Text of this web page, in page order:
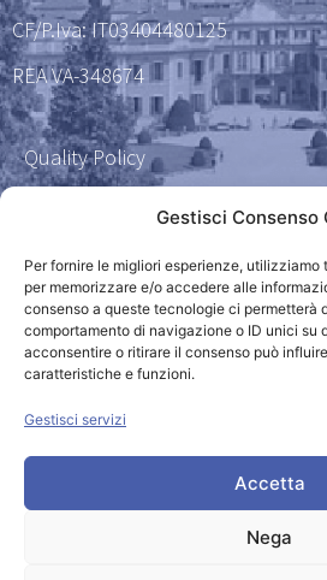
Gestisci Consenso
Per fornire le migliori esperienze,
per memorizzare e/o accedere alle
consenso a queste tecnologie ci permetterà
comportamento di navigazione o ID unici su
acconsentire o ritirare il consenso può
caratteristiche e funzioni.
Gestisci servizi
Accetta
Nega
CF/P.Iva: IT03404480125
REA VA-348674
Quality Policy
Privacy Policy
Powered by